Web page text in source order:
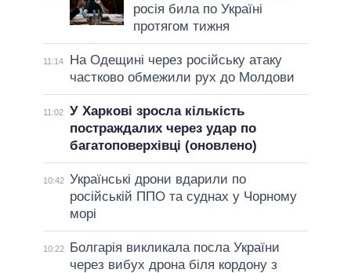
росія била по Україні
протягом тижня
11:14
На Одещині через російську атаку
частково обмежили рух до Молдови
11:02
У Харкові зросла кількість
постраждалих через удар по
багатоповерхівці (оновлено)
10:42 Українські дрони вдарили по
російській ППО та суднах у Чорному
морі
10:22
Болгарія викликала посла України
через вибух дрона біля кордону з